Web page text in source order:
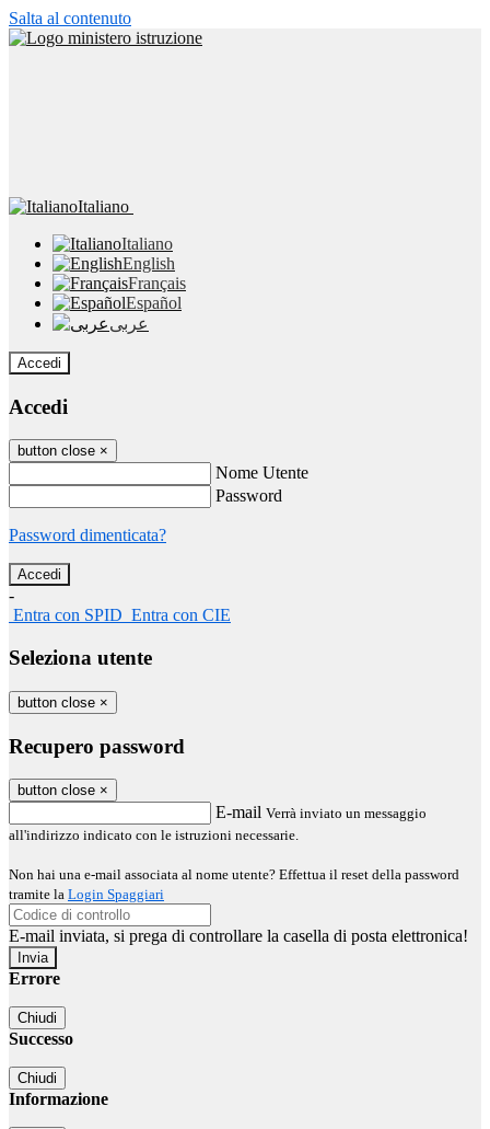
Salta al contenuto
Italiano
Italiano
English
Français
Español
عربى
Accedi
Accedi
button close ×
Nome Utente
Password
Password dimenticata?
-
Entra con SPID Entra con CIE
Seleziona utente
button close ×
Recupero password
button close ×
E-mail Verrà inviato un messaggio
all'indirizzo indicato con le istruzioni necessarie.
Non hai una e-mail associata al nome utente? Effettua il reset della password
tramite la Login Spaggiari
E-mail inviata, si prega di controllare la casella di posta elettronica!
Errore
Chiudi
Successo
Chiudi
Informazione